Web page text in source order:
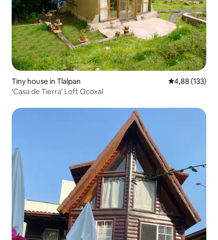
Tiny house in Tlalpan Gemiddelde
4,88 (133)
'Casa de Tierra' Loft Ocoxal